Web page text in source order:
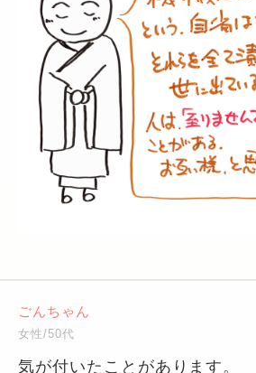
ごんちゃん
女性/50代
気が付いたことがあります。